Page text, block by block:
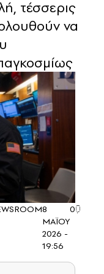
τέσσερις
να
8
ΜΑΪΟΥ
2026 -
19:56
0